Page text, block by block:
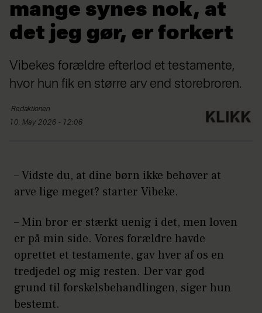
mange synes nok, at
det jeg gør, er forkert
Vibekes forældre efterlod et testamente,
hvor hun fik en større arv end storebroren.
Redaktionen
10. May 2026 - 12:06
– Vidste du, at dine børn ikke behøver at
arve lige meget? starter Vibeke.
– Min bror er stærkt uenig i det, men loven
er på min side. Vores forældre havde
oprettet et testamente, gav hver af os en
tredjedel og mig resten. Der var god
grund til forskelsbehandlingen, siger hun
bestemt.